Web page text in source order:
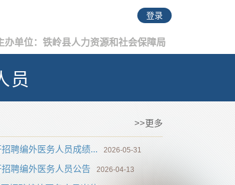
登录
办单位：铁岭县人力资源和社会保障局
员
>>更多
聘编外医务人员成绩... 2026-05-31
聘编外医务人员公告 2026-04-13